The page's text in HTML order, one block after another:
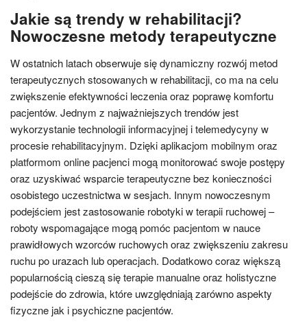
Jakie są trendy w rehabilitacji?
Nowoczesne metody terapeutyczne
W ostatnich latach obserwuje się dynamiczny rozwój metod
terapeutycznych stosowanych w rehabilitacji, co ma na celu
zwiększenie efektywności leczenia oraz poprawę komfortu
pacjentów. Jednym z najważniejszych trendów jest
wykorzystanie technologii informacyjnej i telemedycyny w
procesie rehabilitacyjnym. Dzięki aplikacjom mobilnym oraz
platformom online pacjenci mogą monitorować swoje postępy
oraz uzyskiwać wsparcie terapeutyczne bez konieczności
osobistego uczestnictwa w sesjach. Innym nowoczesnym
podejściem jest zastosowanie robotyki w terapii ruchowej –
roboty wspomagające mogą pomóc pacjentom w nauce
prawidłowych wzorców ruchowych oraz zwiększeniu zakresu
ruchu po urazach lub operacjach. Dodatkowo coraz większą
popularnością cieszą się terapie manualne oraz holistyczne
podejście do zdrowia, które uwzględniają zarówno aspekty
fizyczne jak i psychiczne pacjentów.